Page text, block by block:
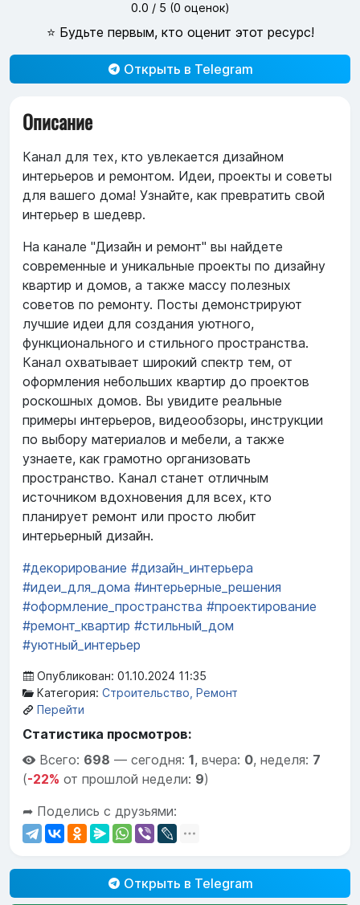
0.0 / 5 (0 оценок)
⭐ Будьте первым, кто оценит этот ресурс!
Открыть в Telegram
Описание
Канал для тех, кто увлекается дизайном
интерьеров и ремонтом. Идеи, проекты и советы
для вашего дома! Узнайте, как превратить свой
интерьер в шедевр.
На канале "Дизайн и ремонт" вы найдете
современные и уникальные проекты по дизайну
квартир и домов, а также массу полезных
советов по ремонту. Посты демонстрируют
лучшие идеи для создания уютного,
функционального и стильного пространства.
Канал охватывает широкий спектр тем, от
оформления небольших квартир до проектов
роскошных домов. Вы увидите реальные
примеры интерьеров, видеообзоры, инструкции
по выбору материалов и мебели, а также
узнаете, как грамотно организовать
пространство. Канал станет отличным
источником вдохновения для всех, кто
планирует ремонт или просто любит
интерьерный дизайн.
#декорирование #дизайн_интерьера
#идеи_для_дома #интерьерные_решения
#оформление_пространства #проектирование
#ремонт_квартир #стильный_дом
#уютный_интерьер
Опубликован: 01.10.2024 11:35
Категория: Строительство, Ремонт
Перейти
Статистика просмотров:
Всего: 698 — сегодня: 1, вчера: 0, неделя: 7
(-22% от прошлой недели: 9)
➦ Поделись с друзьями:
Открыть в Telegram